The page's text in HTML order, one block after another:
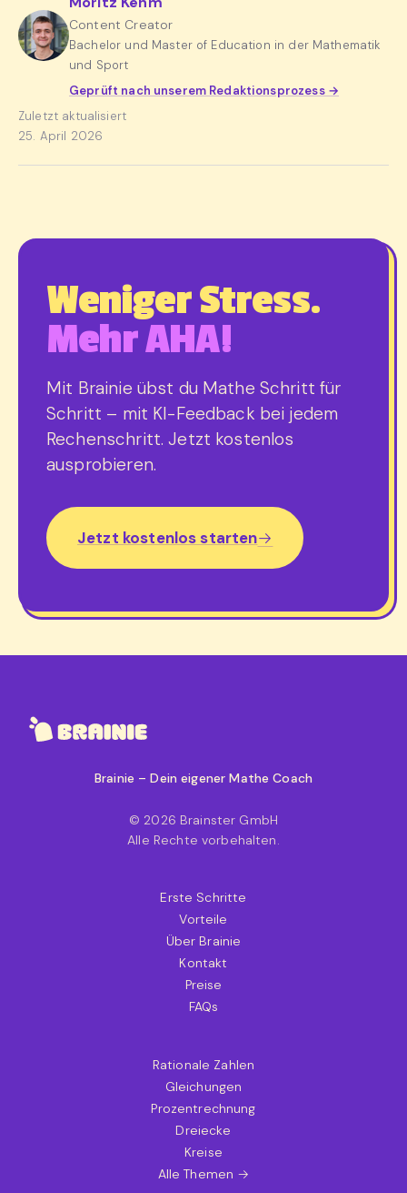
Content Creator
Bachelor und Master of Education in der Mathematik
und Sport
Geprüft nach unserem Redaktionsprozess →
Zuletzt aktualisiert
25. April 2026
Weniger Stress.
Mehr AHA!
Mit Brainie übst du Mathe Schritt für
Schritt – mit KI-Feedback bei jedem
Rechenschritt. Jetzt kostenlos
ausprobieren.
Jetzt kostenlos starten
Brainie – Dein eigener Mathe Coach
© 2026 Brainster GmbH
Alle Rechte vorbehalten.
Erste Schritte
Vorteile
Über Brainie
Kontakt
Preise
FAQs
Rationale Zahlen
Gleichungen
Prozentrechnung
Dreiecke
Kreise
Alle Themen →